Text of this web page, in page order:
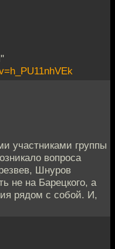
участниками группы
вопроса
Шнуров
не на Барецкого, а
рядом с собой. И,